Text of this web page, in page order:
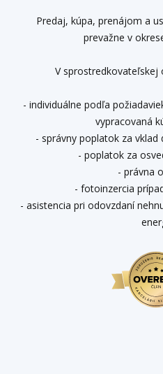
Predaj, kúpa, prenájom a
prevažne v
V sprostredkovateľskej
- individuálne podľa
vypracovaná
- správny poplatok za
- poplatok za
- právna
- fotoinzercia
- asistencia pri odovzdaní